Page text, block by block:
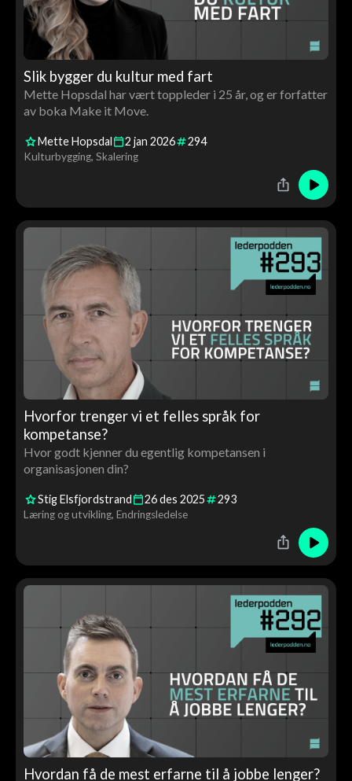
Slik bygger du kultur med fart
Mette Hopsdal har vært toppleder i 25 år, og er forfatter
av boka Make it Move.
Mette Hopsdal 2 jan 2026 294
Kulturbygging Skalering
Hvorfor trenger vi et felles språk for
kompetanse?
Hvor godt kjenner du egentlig kompetansen i
organisasjonen din?
Stig Elsfjordstrand 26des 2025 293
Læring og utvikling Endringsledelse
Hvordan få de mest erfarne til å jobbe lenger?